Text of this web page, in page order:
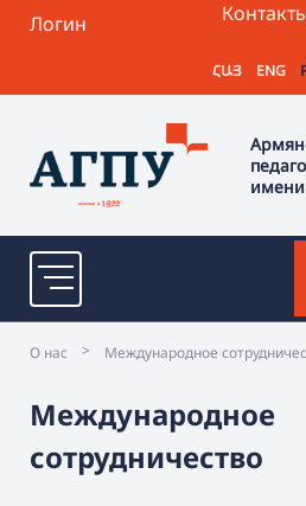
Логин
ՀԱՅ ENG
имени
О нас > Международное
Международное
сотрудничество